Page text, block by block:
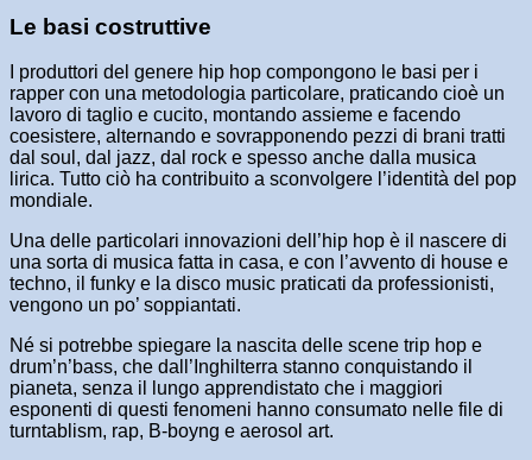
Le basi costruttive
I produttori del genere hip hop compongono le basi per i
rapper con una metodologia particolare, praticando cioè un
lavoro di taglio e cucito, montando assieme e facendo
coesistere, alternando e sovrapponendo pezzi di brani tratti
dal soul, dal jazz, dal rock e spesso anche dalla musica
lirica. Tutto ciò ha contribuito a sconvolgere l’identità del pop
mondiale.
Una delle particolari innovazioni dell’hip hop è il nascere di
una sorta di musica fatta in casa, e con l’avvento di house e
techno, il funky e la disco music praticati da professionisti,
vengono un po’ soppiantati.
Né si potrebbe spiegare la nascita delle scene trip hop e
drum’n’bass, che dall’Inghilterra stanno conquistando il
pianeta, senza il lungo apprendistato che i maggiori
esponenti di questi fenomeni hanno consumato nelle file di
turntablism, rap, B-boyng e aerosol art.